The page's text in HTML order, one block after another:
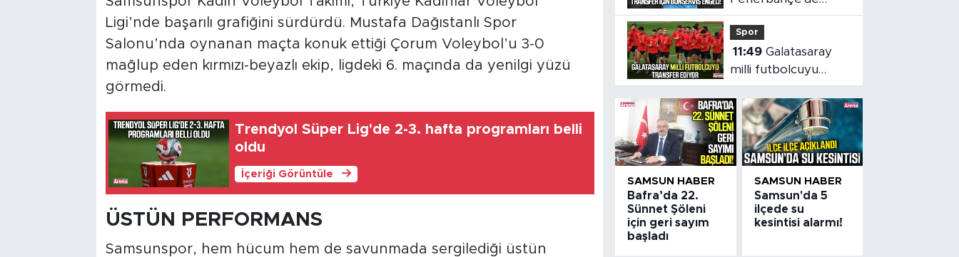
Ligi’nde başarılı grafiğini sürdürdü. Mustafa Dağıstanlı Spor
Salonu’nda oynanan maçta konuk ettiği Çorum Voleybol’u 3-0
mağlup eden kırmızı-beyazlı ekip, ligdeki 6. maçında da yenilgi yüzü
görmedi.
Trendyol Süper Lig'de 2-3. hafta programları belli
oldu
İçeriği Görüntüle
ÜSTÜN PERFORMANS
Samsunspor, hem hücum hem de savunmada sergilediği üstün
Lukaku sesleri!
Transfer için
bonservis engeli
Spor
11:49 Galatasaray
milli futbolcuyu
transfer ediyor
SAMSUN HABER
Bafra’da 22.
Sünnet Şöleni
için geri sayım
başladı
SAMSUN HABER
Samsun'da 5
ilçede su
kesintisi alarmı!